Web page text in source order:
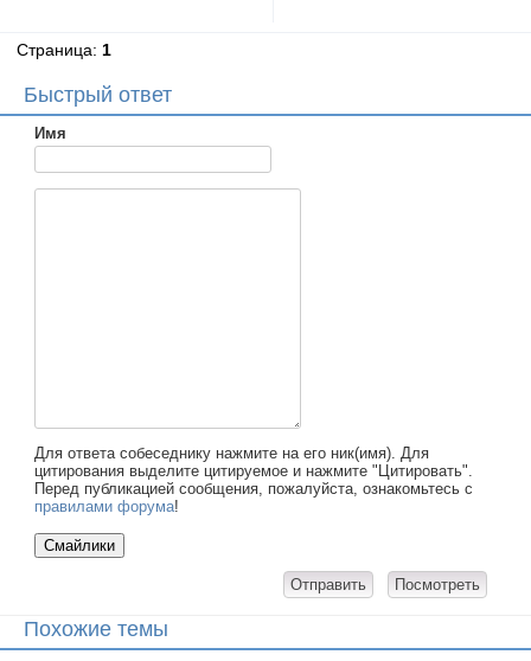
Страница: 1
Быстрый ответ
Имя
Для ответа собеседнику нажмите на его ник(имя). Для
цитирования выделите цитируемое и нажмите "Цитировать".
Перед публикацией сообщения, пожалуйста, ознакомьтесь с
правилами форума!
Похожие темы